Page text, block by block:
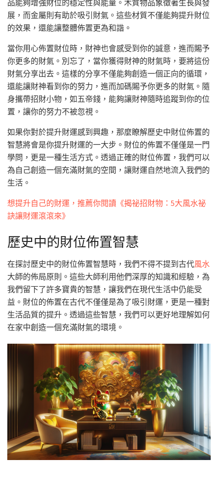
品能夠增強財位的穩定性與能量。木質物品象徵著生長與發
展，而金屬則有助於吸引財氣。這些材質不僅能夠提升財位
的效果，還能讓整體佈置更為和諧。
當你用心佈置財位時，財神也會感受到你的誠意，進而賜予
你更多的財氣。別忘了，當你獲得財神的財氣時，要將這份
財氣分享出去。這樣的分享不僅能夠創造一個正向的循環，
還能讓財神看到你的努力，進而加碼賜予你更多的財氣。隨
身攜帶招財小物，如五帝錢，能夠讓財神隨時追蹤到你的位
置，讓你的努力不被忽視。
如果你對於提升財運感到興趣，那麼瞭解歷史中財位佈置的
智慧將會是你提升財運的一大步。財位的佈置不僅僅是一門
學問，更是一種生活方式。透過正確的財位佈置，我們可以
為自己創造一個充滿財氣的空間，讓財運自然地流入我們的
生活。
想提升自己的財運，推薦你閱讀《揭祕招財物：5大風水祕
訣讓財運滾滾來》
歷史中的財位佈置智慧
在探討歷史中的財位佈置智慧時，我們不得不提到古代風水
大師的佈局原則。這些大師利用他們深厚的知識和經驗，為
我們留下了許多寶貴的智慧，讓我們在現代生活中仍能受
益。財位的佈置在古代不僅僅是為了吸引財運，更是一種對
生活品質的提升。透過這些智慧，我們可以更好地理解如何
在家中創造一個充滿財氣的環境。